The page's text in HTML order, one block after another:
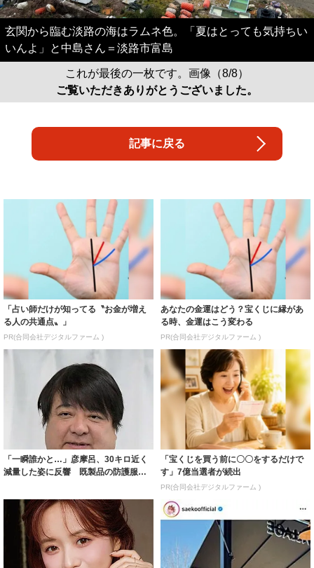
玄関から臨む淡路の海はラムネ色。「夏はとっても気持ちい
いんよ」と中島さん＝淡路市富島
これが最後の一枚です。画像（8/8）
ご覧いただきありがとうございました。
記事に戻る
「占い師だけが知ってる〝お金が増え
る人の共通点〟」
PR(合同会社デジタルファーム )
あなたの金運はどう？宝くじに縁があ
る時、金運はこう変わる
PR(合同会社デジタルファーム )
「一瞬誰かと…」彦摩呂、30キロ近く
減量した姿に反響 既製品の防護服が
「宝くじを買う前に〇〇をするだけで
す」7億当選者が続出
PR(合同会社デジタルファーム )